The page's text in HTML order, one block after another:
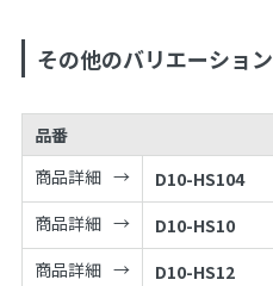
その他のバリエーション
品番
商品詳細
D10-HS104
商品詳細
D10-HS10
商品詳細
D10-HS12